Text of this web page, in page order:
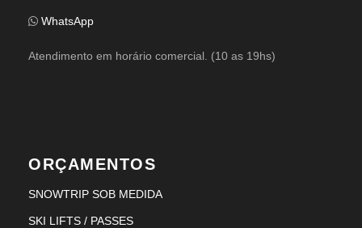
WhatsApp
Atendimento em horário comercial. (10 as 19hs)
ORÇAMENTOS
SNOWTRIP SOB MEDIDA
SKI LIFTS / PASSES